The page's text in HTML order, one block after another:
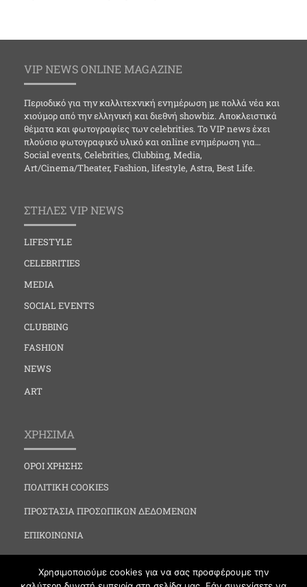
VIP NEWS ONLINE MAGAZINE
Περιοδικό για την καλλιτεχνική ενημέρωση με πολλά νέα και
χιούμορ από την ελληνική και διεθνή showbiz. Αποκλειστικά
θέματα και φωτογραφίες των celebrities. Το VIP news έχει
πλούσιο φωτογραφικό υλικό και online ενημέρωση για…
Social events, Celebrities, Clubbing, Media,
Art/Cinema/Theater, Fashion, lifestyle, Astra, Best Life.
ΣΤΗΛΕΣ VIP NEWS
LIFESTYLE
CELEBRITIES
MEDIA
SOCIAL EVENTS
CLUBBING
FASHION
NEWS
ART
ΧΡΗΣΙΜΑ
ΟΡΟΙ ΧΡΗΣΗΣ
ΠΟΛΙΤΙΚΗ COOKIES
ΠΡΟΣΤΑΣΙΑ ΠΡΟΣΩΠΙΚΩΝ ΔΕΔΟΜΕΝΩΝ
ΕΠΙΚΟΙΝΩΝΙΑ
Χρησιμοποιούμε cookies για να σας προσφέρουμε την